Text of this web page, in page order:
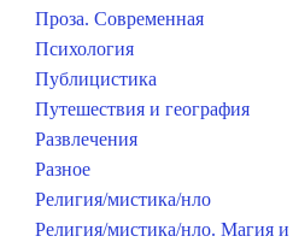
Проза. Современная
Психология
Публицистика
Путешествия и география
Развлечения
Разное
Религия/мистика/нло
Религия/мистика/нло. Магия и